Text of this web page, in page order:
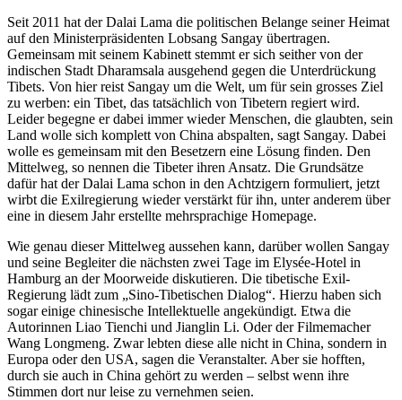
Seit 2011 hat der Dalai Lama die politischen Belange seiner Heimat
auf den Ministerpräsidenten Lobsang Sangay übertragen.
Gemeinsam mit seinem Kabinett stemmt er sich seither von der
indischen Stadt Dharamsala ausgehend gegen die Unterdrückung
Tibets. Von hier reist Sangay um die Welt, um für sein grosses Ziel
zu werben: ein Tibet, das tatsächlich von Tibetern regiert wird.
Leider begegne er dabei immer wieder Menschen, die glaubten, sein
Land wolle sich komplett von China abspalten, sagt Sangay. Dabei
wolle es gemeinsam mit den Besetzern eine Lösung finden. Den
Mittelweg, so nennen die Tibeter ihren Ansatz. Die Grundsätze
dafür hat der Dalai Lama schon in den Achtzigern formuliert, jetzt
wirbt die Exilregierung wieder verstärkt für ihn, unter anderem über
eine in diesem Jahr erstellte mehrsprachige Homepage.
Wie genau dieser Mittelweg aussehen kann, darüber wollen Sangay
und seine Begleiter die nächsten zwei Tage im Elysée-Hotel in
Hamburg an der Moorweide diskutieren. Die tibetische Exil-
Regierung lädt zum „Sino-Tibetischen Dialog“. Hierzu haben sich
sogar einige chinesische Intellektuelle angekündigt. Etwa die
Autorinnen Liao Tienchi und Jianglin Li. Oder der Filmemacher
Wang Longmeng. Zwar lebten diese alle nicht in China, sondern in
Europa oder den USA, sagen die Veranstalter. Aber sie hofften,
durch sie auch in China gehört zu werden – selbst wenn ihre
Stimmen dort nur leise zu vernehmen seien.